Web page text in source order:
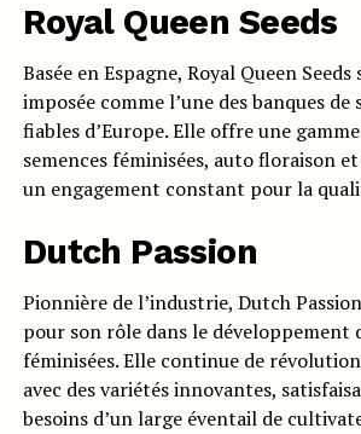
Royal Queen Seeds
Basée en Espagne, Royal Queen
imposée comme l’une des banques de
fiables d’Europe. Elle offre une
semences féminisées, auto floraison
un engagement constant pour la
Dutch Passion
Pionnière de l’industrie, Dutch
pour son rôle dans le développement
féminisées. Elle continue de
avec des variétés innovantes,
besoins d’un large éventail de